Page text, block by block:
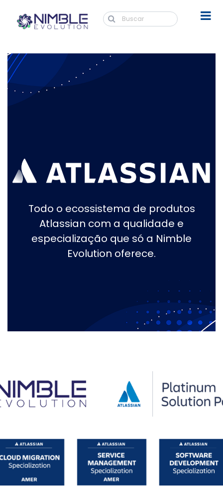
Todo o ecossistema de produtos
Atlassian com a qualidade e
especialização que só a Nimble
Evolution oferece.